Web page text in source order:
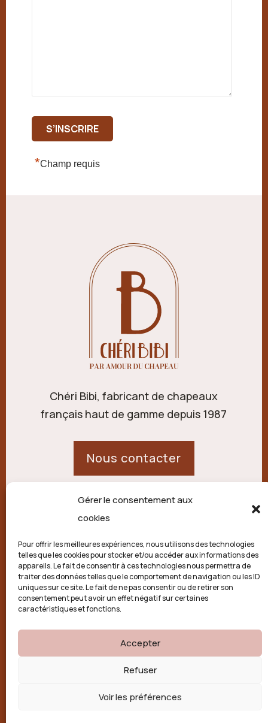
Gérer le consentement aux
cookies
Pour offrir les meilleures expériences, nous utilisons des technologies
telles que les cookies pour stocker et/ou accéder aux informations des
appareils. Le fait de consentir à ces technologies nous permettra de
traiter des données telles que le comportement de navigation ou les ID
uniques sur ce site. Le fait de ne pas consentir ou de retirer son
consentement peut avoir un effet négatif sur certaines
caractéristiques et fonctions.
Accepter
Refuser
Voir les préférences
*Champ requis
Chéri Bibi, fabricant de chapeaux
français haut de gamme depuis 1987
Nous contacter
21 route de Palisse,
Politique de confidentialité
Conditions générales